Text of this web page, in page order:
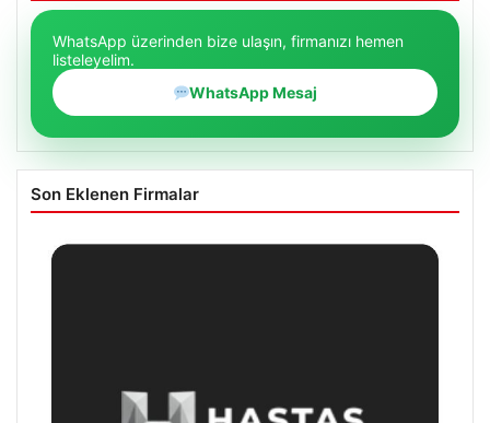
WhatsApp üzerinden bize ulaşın, firmanızı hemen
listeleyelim.
WhatsApp Mesaj
Son Eklenen Firmalar